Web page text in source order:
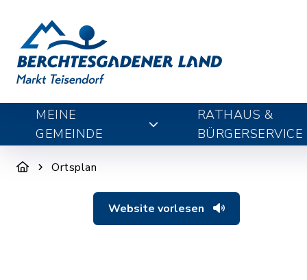
MEINE
GEMEINDE
RATHAUS &
BÜRGERSERVICE
Ortsplan
Website vorlesen